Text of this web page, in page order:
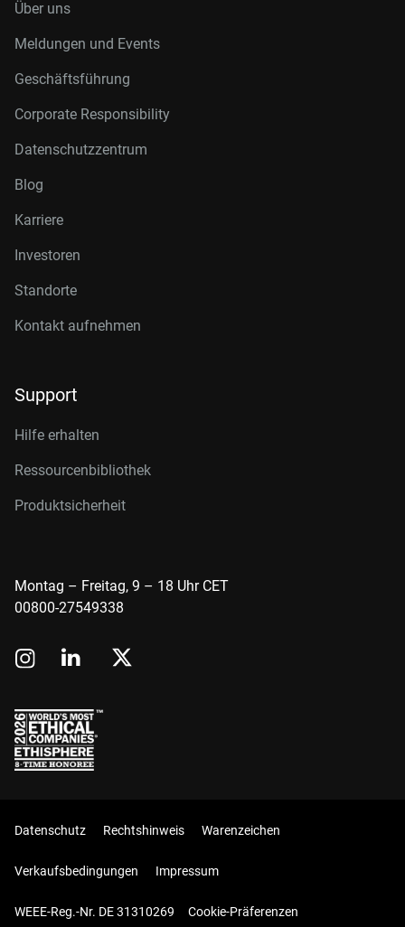
Über uns
Meldungen und Events
Geschäftsführung
Corporate Responsibility
Datenschutzzentrum
Blog
Karriere
Investoren
Standorte
Kontakt aufnehmen
Support
Hilfe erhalten
Ressourcenbibliothek
Produktsicherheit
Montag – Freitag, 9 – 18 Uhr CET
00800-27549338
Datenschutz Rechtshinweis Warenzeichen
Verkaufsbedingungen Impressum
WEEE-Reg.-Nr. DE 31310269 Cookie-Präferenzen